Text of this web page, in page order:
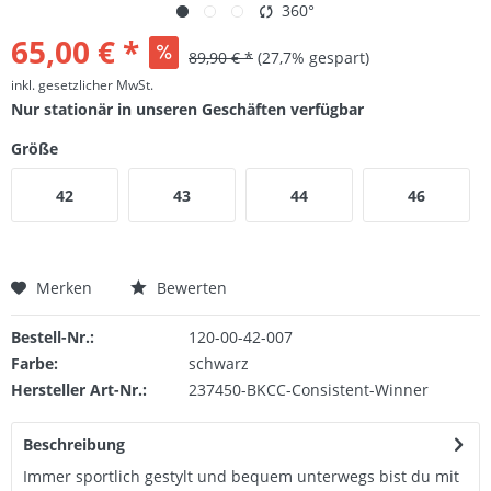
360°
65,00 € * 89,90 € * (27,7% gespart)
inkl. gesetzlicher MwSt.
Nur stationär in unseren Geschäften verfügbar
Größe
42 43 44 46
Merken Bewerten
Bestell-Nr.:
120-00-42-007
Farbe:
schwarz
Hersteller Art-Nr.:
237450-BKCC-Consistent-Winner
Beschreibung
Immer sportlich gestylt und bequem unterwegs bist du mit